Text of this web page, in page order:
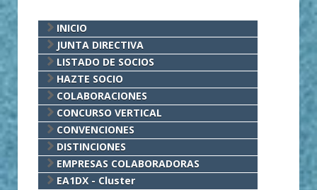
INICIO
JUNTA DIRECTIVA
LISTADO DE SOCIOS
HAZTE SOCIO
COLABORACIONES
CONCURSO VERTICAL
CONVENCIONES
DISTINCIONES
EMPRESAS COLABORADORAS
EA1DX - Cluster